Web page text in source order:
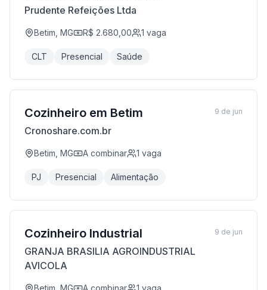
Prudente Refeições Ltda
Betim, MG R$ 2.680,00 1 vaga
CLT Presencial Saúde
Cozinheiro em Betim
Cronoshare.com.br
Betim, MG A combinar 1 vaga
PJ Presencial Alimentação
9 de jun
Cozinheiro Industrial
GRANJA BRASILIA AGROINDUSTRIAL
AVICOLA
Betim, MG A combinar 1 vaga
9 de jun